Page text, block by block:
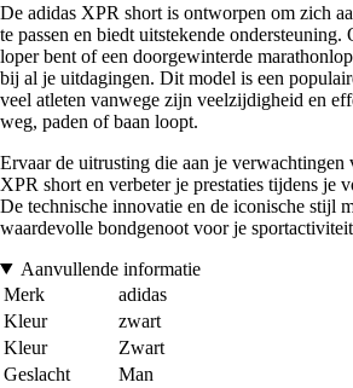
De adidas XPR short is ontworpen om zich
te passen en biedt uitstekende ondersteuning.
loper bent of een doorgewinterde
bij al je uitdagingen. Dit model is een
veel atleten vanwege zijn veelzijdigheid en
weg, paden of baan loopt.
Ervaar de uitrusting die aan je verwachtingen
XPR short en verbeter je prestaties tijdens je
De technische innovatie en de iconische stijl
waardevolle bondgenoot voor je
Aanvullende informatie
Merk
adidas
Kleur
zwart
Kleur
Zwart
Geslacht
Man